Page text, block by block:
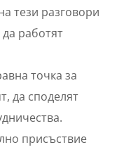
тези разговори
работят
точка за
да споделят
присъствие